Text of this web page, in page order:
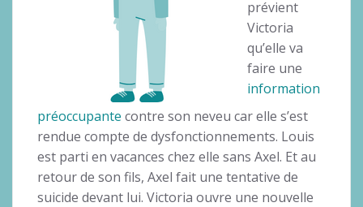
prévient
Victoria
qu’elle va
faire une
information
préoccupante contre son neveu car elle s’est
rendue compte de dysfonctionnements. Louis
est parti en vacances chez elle sans Axel. Et au
retour de son fils, Axel fait une tentative de
suicide devant lui. Victoria ouvre une nouvelle